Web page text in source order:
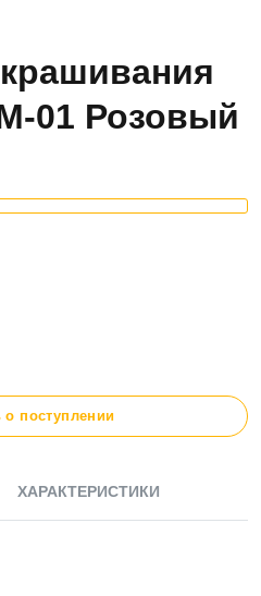
01 Розовый
поступлении
ХАРАКТЕРИСТИКИ